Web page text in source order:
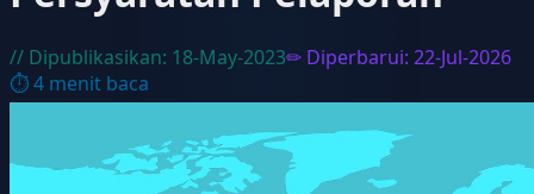
// Dipublikasikan: 18-May-2023✏ Diperbarui: 22-Jul-2026
⏱4 menit baca